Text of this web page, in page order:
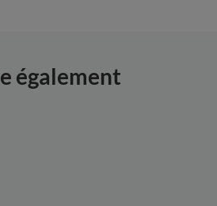
également